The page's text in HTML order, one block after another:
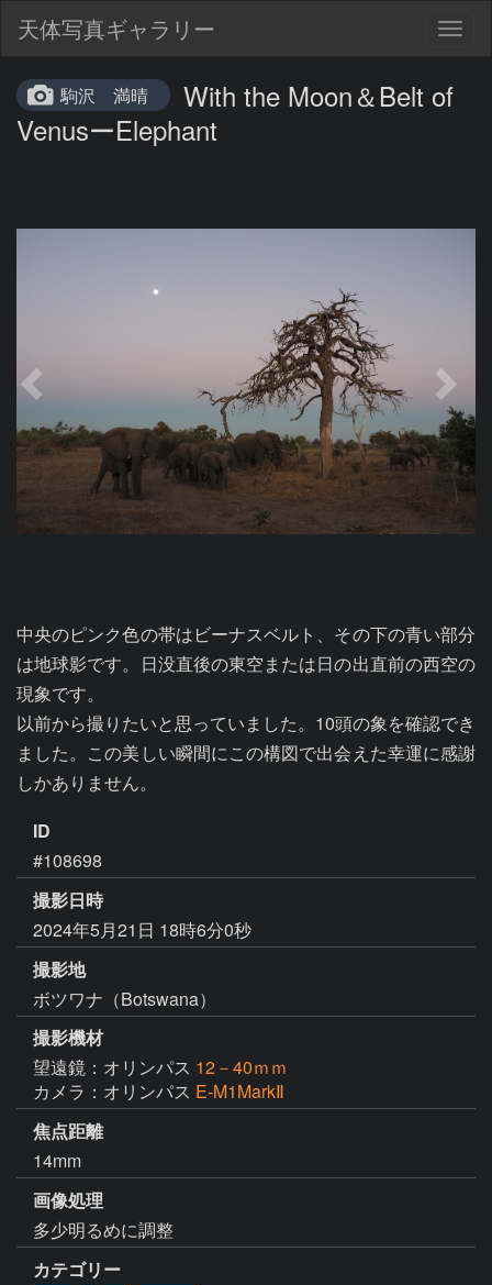
天体写真ギャラリー
駒沢 満晴
With the Moon＆Belt of
VenusーElephant
中央のピンク色の帯はビーナスベルト、その下の青い部分
は地球影です。日没直後の東空または日の出直前の西空の
現象です。
以前から撮りたいと思っていました。10頭の象を確認でき
ました。この美しい瞬間にこの構図で出会えた幸運に感謝
しかありません。
ID
#108698
撮影日時
2024年5月21日 18時6分0秒
撮影地
ボツワナ（Botswana）
撮影機材
望遠鏡：オリンパス 12－40ｍｍ
カメラ：オリンパス E-M1MarkⅡ
焦点距離
14mm
画像処理
多少明るめに調整
カテゴリー